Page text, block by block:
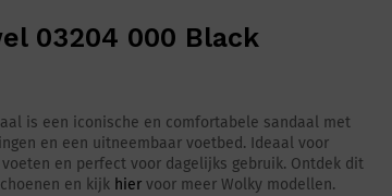
03204 000 Black
is een iconische en comfortabele sandaal met
en een uitneembaar voetbed. Ideaal voor
en perfect voor dagelijks gebruik. Ontdek dit
en kijk hier voor meer Wolky modellen.